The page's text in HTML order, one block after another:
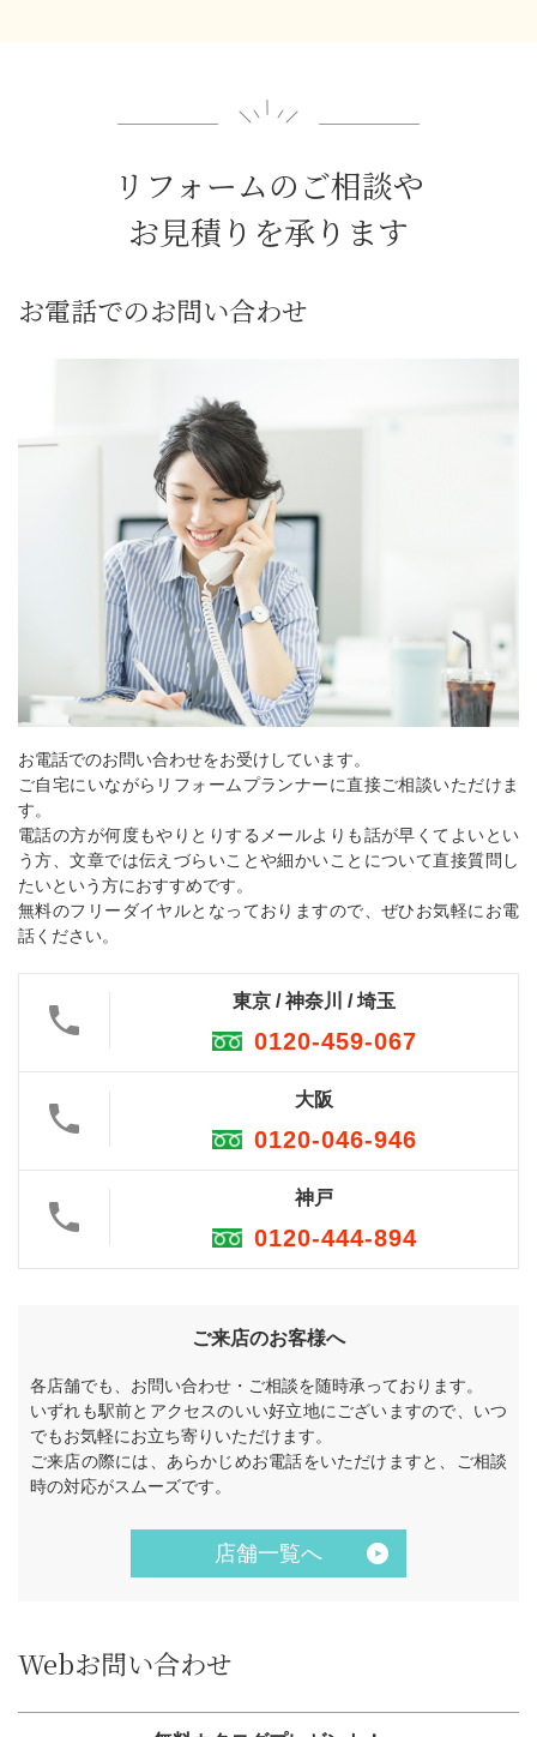
リフォームのご相談や
お見積りを承ります
お電話でのお問い合わせ
お電話でのお問い合わせをお受けしています。
ご自宅にいながらリフォームプランナーに直接ご相談いただけま
す。
電話の方が何度もやりとりするメールよりも話が早くてよいとい
う方、文章では伝えづらいことや細かいことについて直接質問し
たいという方におすすめです。
無料のフリーダイヤルとなっておりますので、ぜひお気軽にお電
話ください。
東京 / 神奈川 / 埼玉
0120-459-067
大阪
0120-046-946
神戸
0120-444-894
ご来店のお客様へ
各店舗でも、お問い合わせ・ご相談を随時承っております。
いずれも駅前とアクセスのいい好立地にございますので、いつ
でもお気軽にお立ち寄りいただけます。
ご来店の際には、あらかじめお電話をいただけますと、ご相談
時の対応がスムーズです。
店舗一覧へ
Webお問い合わせ